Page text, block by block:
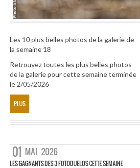
Les 10 plus belles photos de la galerie de
la semaine 18
Retrouvez toutes les plus belles photos
de la galerie pour cette semaine terminée
le 2/05/2026
PLUS
01 MAI 2026
LES GAGNANTS DES 3 FOTODUELOS CETTE SEMAINE